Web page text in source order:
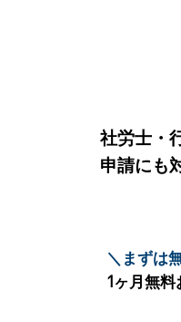
社労士・
申請にも
＼まずは
1ヶ月無